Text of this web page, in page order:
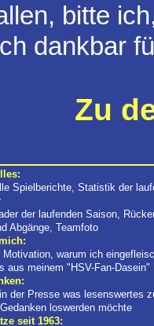
bitte
dankbar
Zu
Spielberichte, Statistik der
der laufenden Saison,
Abgänge, Teamfoto
Motivation, warum ich
aus meinem "HSV-Fan-Dasein"
der Presse was lesenswertes
loswerden möchte
seit 1963: